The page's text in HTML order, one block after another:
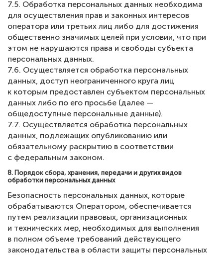
7.5. Обработка персональных данных необходима
для осуществления прав и законных интересов
оператора или третьих лиц либо для достижения
общественно значимых целей при условии, что при
этом не нарушаются права и свободы субъекта
персональных данных.
7.6. Осуществляется обработка персональных
данных, доступ неограниченного круга лиц
к которым предоставлен субъектом персональных
данных либо по его просьбе (далее —
общедоступные персональные данные).
7.7. Осуществляется обработка персональных
данных, подлежащих опубликованию или
обязательному раскрытию в соответствии
с федеральным законом.
8. Порядок сбора, хранения, передачи и других видов
обработки персональных данных
Безопасность персональных данных, которые
обрабатываются Оператором, обеспечивается
путем реализации правовых, организационных
и технических мер, необходимых для выполнения
в полном объеме требований действующего
законодательства в области защиты персональных